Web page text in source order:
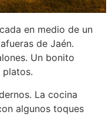
en medio de un
de Jaén.
Un bonito
La cocina
algunos toques